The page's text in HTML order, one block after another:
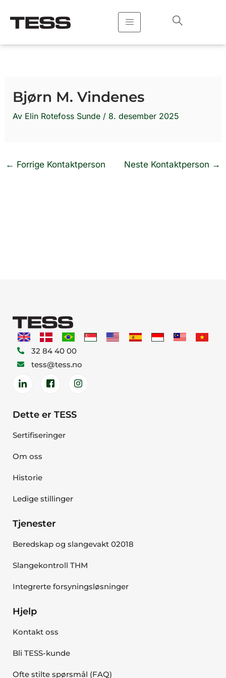
rett
Bjørn M. Vindenes
Av Elin Rotefoss Sunde / 8. desember 2025
← Forrige Kontaktperson Neste Kontaktperson →
32 84 40 00
tess@tess.no
Dette er TESS
Sertifiseringer
Om oss
Historie
Ledige stillinger
Tjenester
Beredskap og slangevakt 02018
Slangekontroll THM
Integrerte forsyningsløsninger
Hjelp
Kontakt oss
Bli TESS-kunde
Ofte stilte spørsmål (FAQ)